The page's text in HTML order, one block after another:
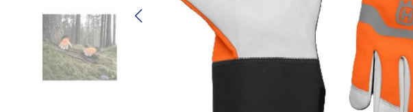
Sonido
Combos
Herramientas
Cuidado